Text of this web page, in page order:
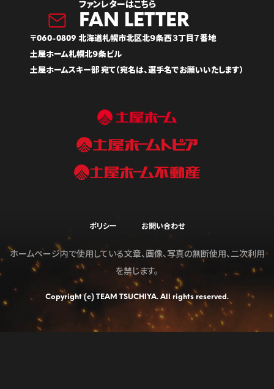
ファンレターはこちら
〒060-0809 北海道札幌市北区北９条西３丁目７番地
土屋ホーム札幌北９条ビル
土屋ホームスキー部 宛て（宛名は、選手名でお願いいたします）
ポリシー お問い合わせ
ホームページ内で使用している文章、画像、写真の無断使用、二次利用
を禁じます。
Copyright (c) TEAM TSUCHIYA. All rights reserved.